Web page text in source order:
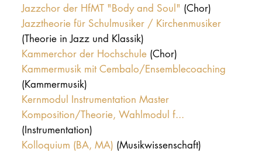
Jazzchor der HfMT "Body and Soul" (Chor)
Jazztheorie für Schulmusiker / Kirchenmusiker
(Theorie in Jazz und Klassik)
Kammerchor der Hochschule (Chor)
Kammermusik mit Cembalo/Ensemblecoaching
(Kammermusik)
Kernmodul Instrumentation Master
Komposition/Theorie, Wahlmodul f...
(Instrumentation)
Kolloquium (BA, MA) (Musikwissenschaft)